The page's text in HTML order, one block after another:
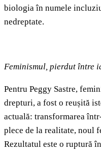
biologia în numele
nedreptate.
Feminismul, pierdut între
Pentru Peggy Sastre,
drepturi, a fost o reușită
actuală: transformarea
plece de la realitate, noul
Rezultatul este o ruptură